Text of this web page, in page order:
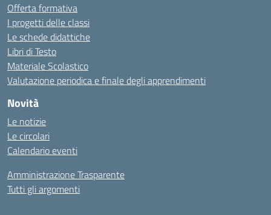
Offerta formativa
I progetti delle classi
Le schede didattiche
Libri di Testo
Materiale Scolastico
Valutazione periodica e finale degli apprendimenti
Novità
Le notizie
Le circolari
Calendario eventi
Amministrazione Trasparente
Tutti gli argomenti